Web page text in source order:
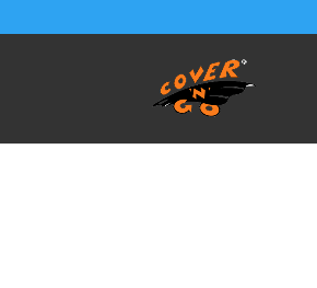
Home/SALVA BAULE
s.w seconda serie 2000